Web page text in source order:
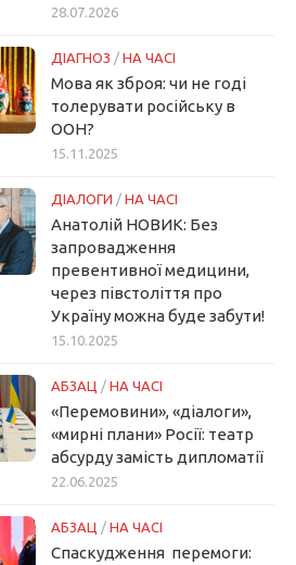
28.07.2026
ДІАГНОЗ / НА ЧАСІ
Мова як зброя: чи не годі
толерувати російську в
ООН?
15.11.2025
ДІАЛОГИ / НА ЧАСІ
Анатолій НОВИК: Без
запровадження
превентивної медицини,
через півстоліття про
Україну можна буде забути!
15.10.2025
АБЗАЦ / НА ЧАСІ
«Перемовини», «діалоги»,
«мирні плани» Росії: театр
абсурду замість дипломатії
22.06.2025
АБЗАЦ / НА ЧАСІ
Спаскудження перемоги: